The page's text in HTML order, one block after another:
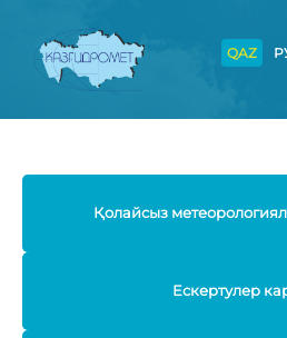
QAZ
Қолайсыз
Ескертулер